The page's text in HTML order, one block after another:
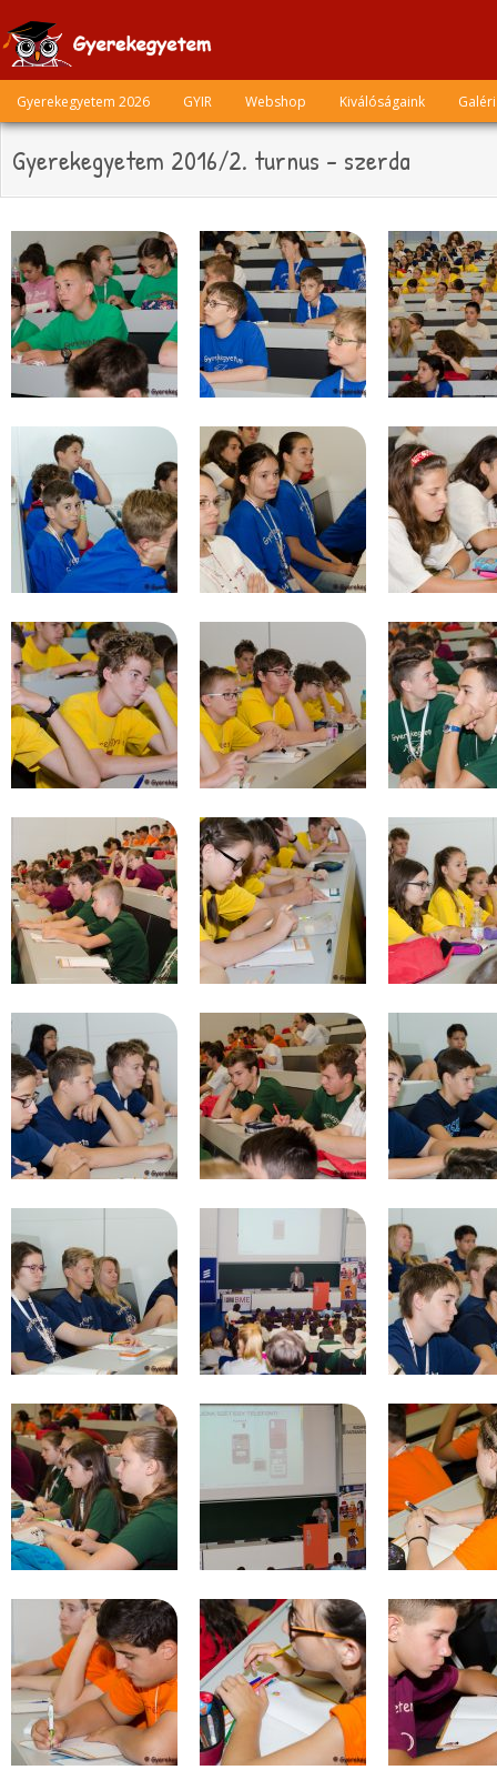
to
content
Gyerekegyetem 2026 GYIR Webshop Kiválóságaink
Gyerekegyetem 2016/2. turnus – szerda